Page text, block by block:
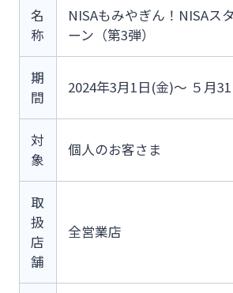
株主・投資家の皆さま
ニュースリリース一覧
採用情報
お問い合わせ先一覧
名
称
NISAもみやぎん！NISAス
ーン（第3弾）
期
間
2024年3月1日(金)～ ５月
対
象
個人のお客さま
取
扱
店
舗
全営業店